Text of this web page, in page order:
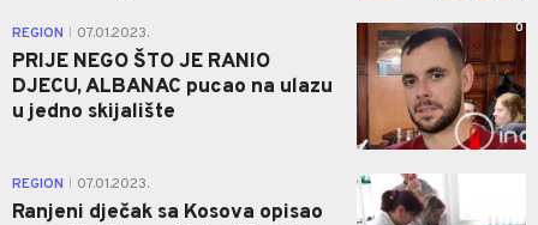
REGION 07.01.2023.
PRIJE NEGO ŠTO JE RANIO
DJECU, ALBANAC pucao na ulazu
u jedno skijalište
0
REGION 07.01.2023.
Ranjeni dječak sa Kosova opisao